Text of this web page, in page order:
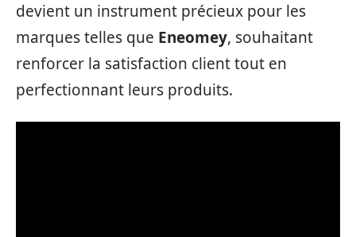
devient un instrument précieux pour les
marques telles que Eneomey, souhaitant
renforcer la satisfaction client tout en
perfectionnant leurs produits.